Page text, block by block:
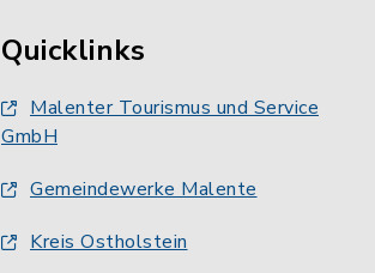
Quicklinks
Malenter Tourismus und Service
GmbH
Gemeindewerke Malente
Kreis Ostholstein